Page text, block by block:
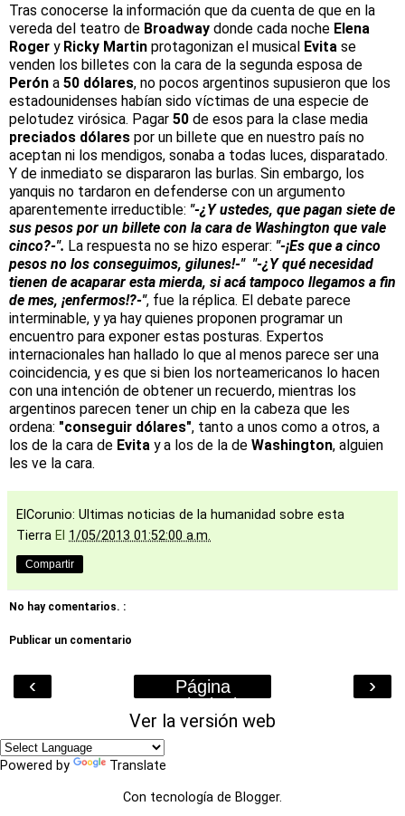
Tras conocerse la información que da cuenta de que en la
vereda del teatro de Broadway donde cada noche Elena
Roger y Ricky Martin protagonizan el musical Evita se
venden los billetes con la cara de la segunda esposa de
Perón a 50 dólares, no pocos argentinos supusieron que los
estadounidenses habían sido víctimas de una especie de
pelotudez virósica. Pagar 50 de esos para la clase media
preciados dólares por un billete que en nuestro país no
aceptan ni los mendigos, sonaba a todas luces, disparatado.
Y de inmediato se dispararon las burlas. Sin embargo, los
yanquis no tardaron en defenderse con un argumento
aparentemente irreductible: "-¿Y ustedes, que pagan siete de
sus pesos por un billete con la cara de Washington que vale
cinco?-". La respuesta no se hizo esperar: "-¡Es que a cinco
pesos no los conseguimos, gilunes!-" "-¿Y qué necesidad
tienen de acaparar esta mierda, si acá tampoco llegamos a fin
de mes, ¡enfermos!?-", fue la réplica. El debate parece
interminable, y ya hay quienes proponen programar un
encuentro para exponer estas posturas. Expertos
internacionales han hallado lo que al menos parece ser una
coincidencia, y es que si bien los norteamericanos lo hacen
con una intención de obtener un recuerdo, mientras los
argentinos parecen tener un chip en la cabeza que les
ordena: "conseguir dólares", tanto a unos como a otros, a
los de la cara de Evita y a los de la de Washington, alguien
les ve la cara.
ElCorunio: Ultimas noticias de la humanidad sobre esta
Tierra El 1/05/2013 01:52:00 a.m.
Compartir
No hay comentarios. :
Publicar un comentario
‹ ›
Página
Principal
Ver la versión web
Powered by Translate
Con tecnología de Blogger.